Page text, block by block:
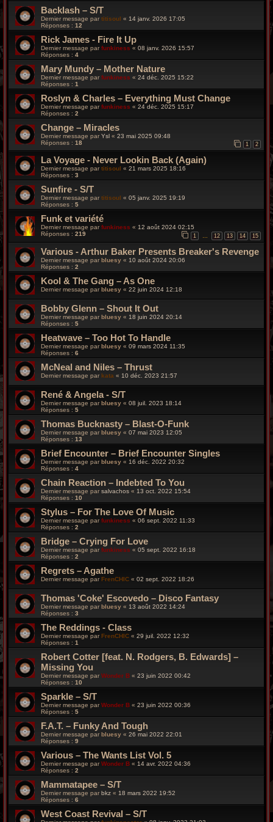
Backlash – S/T
Dernier message par titisoul « 14 janv. 2026 17:05
Réponses : 12
Rick James - Fire It Up
Dernier message parfunkiness « 08 janv. 2026 15:57
Réponses : 4
Mary Mundy – Mother Nature
Dernier message par funkiness « 24 déc. 2025 15:22
Réponses : 1
Roslyn & Charles – Everything Must Change
Dernier message parfunkiness « 24 déc. 2025 15:17
Réponses : 2
Change – Miracles
Dernier message par Ysl « 23 mai 2025 09:48
Réponses : 18 1 2
La Voyage ‎- Never Lookin Back (Again)
Dernier message partitisoul « 21 mars 2025 18:16
Réponses : 3
Sunfire - S/T
Dernier message par titisoul « 05 janv. 2025 19:19
Réponses : 5
Funk et variété
Dernier message parfunkiness « 12 août 2024 02:15
Réponses : 219 1 12 13 14 15
Various - Arthur Baker Presents Breaker's Revenge
Dernier message par bluesy « 10 août 2024 20:06
Réponses : 2
Kool & The Gang – As One
Dernier message parbluesy « 22 juin 2024 12:18
Bobby Glenn ‎– Shout It Out
Dernier message par bluesy « 18 juin 2024 20:14
Réponses : 5
Heatwave ‎– Too Hot To Handle
Dernier message parbluesy « 09 mars 2024 11:35
Réponses : 6
McNeal and Niles – Thrust
Dernier message par kata « 10 déc. 2023 21:57
René & Angela - S/T
Dernier message parbluesy « 08 juil. 2023 18:14
Réponses : 5
Thomas Bucknasty – Blast-O-Funk
Dernier message par bluesy « 07 mai 2023 12:05
Réponses : 13
Brief Encounter – Brief Encounter Singles
Dernier message parbluesy « 16 déc. 2022 20:32
Réponses : 4
Chain Reaction – Indebted To You
Dernier message par salvachos « 13 oct. 2022 15:54
Réponses : 10
Stylus – For The Love Of Music
Dernier message parfunkiness « 06 sept. 2022 11:33
Réponses : 2
Bridge – Crying For Love
Dernier message par funkiness « 05 sept. 2022 16:18
Réponses : 2
Regrets – Agathe
Dernier message parFrenCHIC « 02 sept. 2022 18:26
Thomas 'Coke' Escovedo – Disco Fantasy
Dernier message par bluesy « 13 août 2022 14:24
Réponses : 3
The Reddings - Class
Dernier message parFrenCHIC « 29 juil. 2022 12:32
Réponses : 1
Robert Cotter [feat. N. Rodgers, B. Edwards] –
Missing You
Dernier message par Wonder B « 23 juin 2022 00:42
Réponses : 10
Sparkle – S/T
Dernier message parWonder B « 23 juin 2022 00:36
Réponses : 5
F.A.T. – Funky And Tough
Dernier message par bluesy « 26 mai 2022 22:01
Réponses : 9
Various – The Wants List Vol. 5
Dernier message parWonder B « 14 avr. 2022 04:36
Réponses : 2
Mammatapee ‎– S/T
Dernier message par bkz « 18 mars 2022 19:52
Réponses : 6
West Coast Revival – S/T